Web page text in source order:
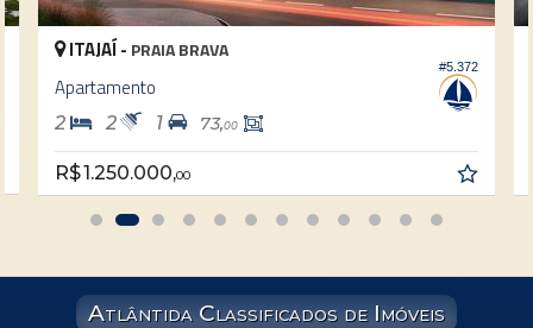
#5.372
ITAJAÍ - PRAIA BRAVA
Apartamento
2 2 1 73,00
R$ 1.250.000,00
Atlântida Classificados de Imóveis